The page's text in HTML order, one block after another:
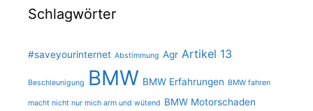
Schlagwörter
#saveyourinternet Abstimmung Agr Artikel 13
Beschleunigung BMW BMW Erfahrungen BMW fahren
macht nicht nur mich arm und wütend BMW Motorschaden